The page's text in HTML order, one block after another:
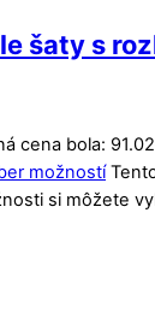
šaty s
cena bola:
možností
si môžete